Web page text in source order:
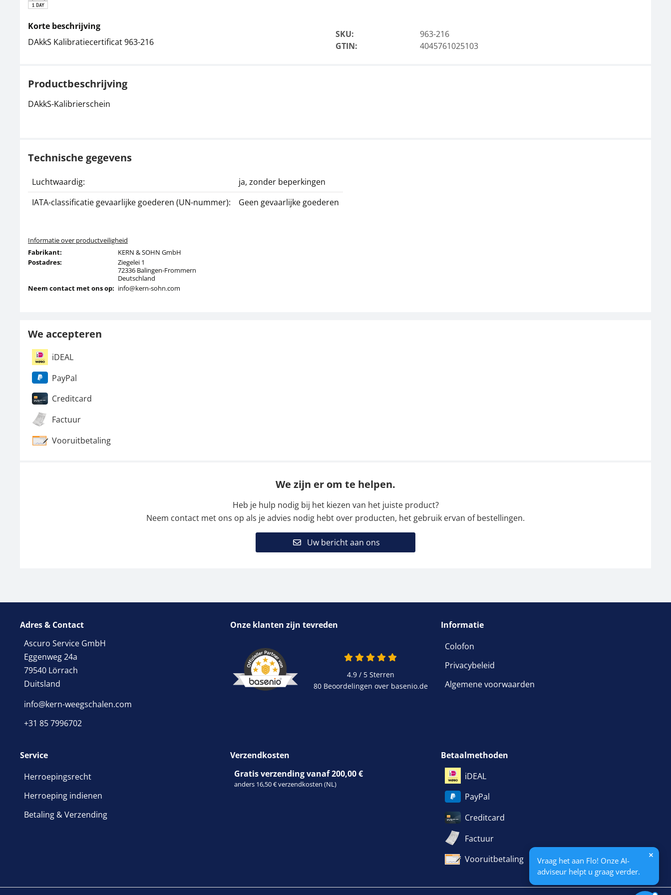
Korte beschrijving
DAkkS Kalibratiecertificat 963-216
SKU:
963-216
GTIN:
4045761025103
Productbeschrijving
DAkkS-Kalibrierschein
Technische gegevens
Luchtwaardig:
ja, zonder beperkingen
IATA-classificatie gevaarlijke goederen (UN-nummer):
Geen gevaarlijke goederen
Informatie over productveiligheid
Fabrikant:
KERN & SOHN GmbH
Postadres:
Ziegelei 1
72336 Balingen-Frommern
Deutschland
Neem contact met ons op: info@kern-sohn.com
We accepteren
iDEAL
PayPal
Creditcard
Factuur
Vooruitbetaling
We zijn er om te helpen.
Heb je hulp nodig bij het kiezen van het juiste product?
Neem contact met ons op als je advies nodig hebt over producten, het gebruik ervan of bestellingen.
Uw bericht aan ons
Vraag het aan Flo! Onze AI-
adviseur helpt u graag verder.
Adres & Contact
Ascuro Service GmbH
Eggenweg 24a
79540 Lörrach
Duitsland
info@kern-weegschalen.com
+31 85 7996702
Onze klanten zijn tevreden
4.9 / 5Sterren
80 Beoordelingen over basenio.de
Informatie
Colofon
Privacybeleid
Algemene voorwaarden
Service
Herroepingsrecht
Herroeping indienen
Betaling & Verzending
Verzendkosten
Gratis verzending vanaf 200,00 €
anders 16,50 € verzendkosten (NL)
Betaalmethoden
iDEAL
PayPal
Creditcard
Factuur
Vooruitbetaling